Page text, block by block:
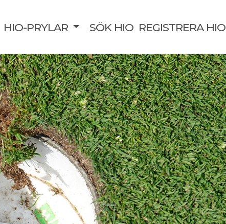
HIO-PRYLAR SÖK HIO REGISTRERA HIO